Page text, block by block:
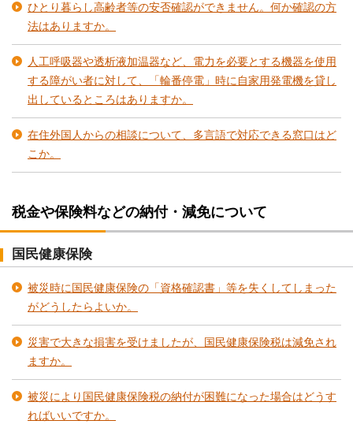
ひとり暮らし高齢者等の安否確認ができません。何か確認の方
法はありますか。
人工呼吸器や透析液加温器など、電力を必要とする機器を使用
する障がい者に対して、「輪番停電」時に自家用発電機を貸し
出しているところはありますか。
在住外国人からの相談について、多言語で対応できる窓口はど
こか。
税金や保険料などの納付・減免について
国民健康保険
被災時に国民健康保険の「資格確認書」等を失くしてしまった
がどうしたらよいか。
災害で大きな損害を受けましたが、国民健康保険税は減免され
ますか。
被災により国民健康保険税の納付が困難になった場合はどうす
ればいいですか。